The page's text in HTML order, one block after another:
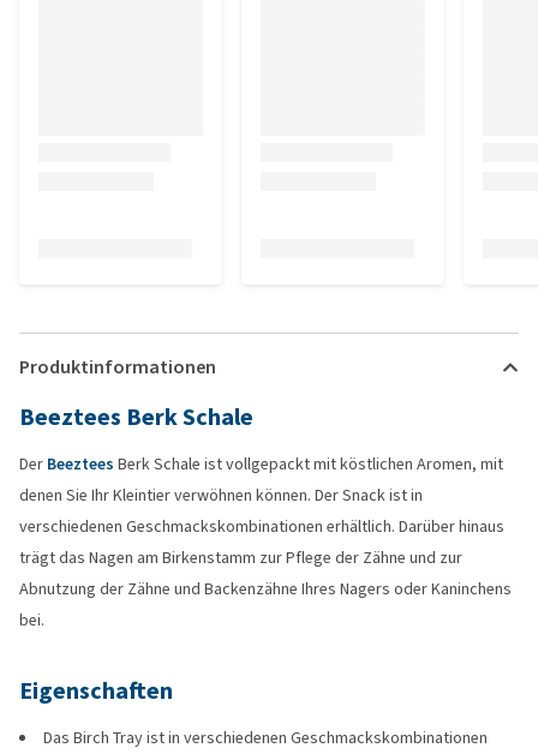
Produktinformationen
Beeztees Berk Schale
Der Beeztees Berk Schale ist vollgepackt mit köstlichen Aromen, mit
denen Sie Ihr Kleintier verwöhnen können. Der Snack ist in
verschiedenen Geschmackskombinationen erhältlich. Darüber hinaus
trägt das Nagen am Birkenstamm zur Pflege der Zähne und zur
Abnutzung der Zähne und Backenzähne Ihres Nagers oder Kaninchens
bei.
Eigenschaften
Das Birch Tray ist in verschiedenen Geschmackskombinationen